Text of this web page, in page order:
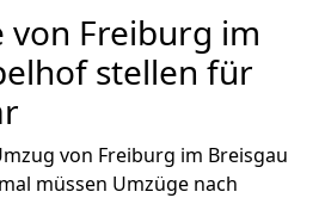
von Freiburg im
stellen für
von Freiburg im Breisgau
müssen Umzüge nach